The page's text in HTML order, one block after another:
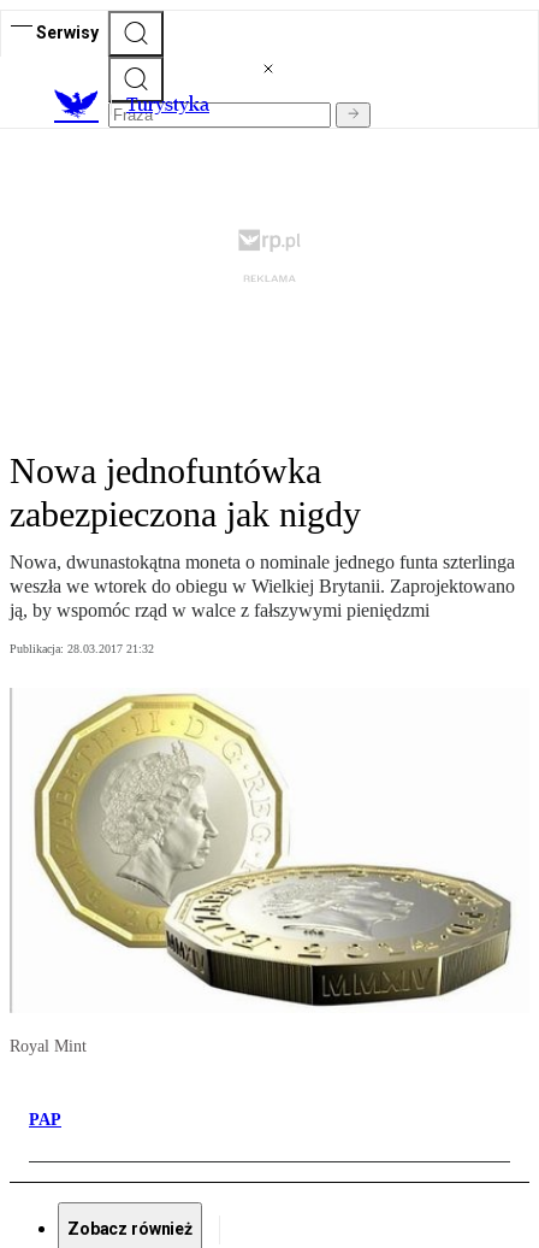
Serwisy
Turystyka
Nowa jednofuntówka
zabezpieczona jak nigdy
Nowa, dwunastokątna moneta o nominale jednego funta szterlinga
weszła we wtorek do obiegu w Wielkiej Brytanii. Zaprojektowano
ją, by wspomóc rząd w walce z fałszywymi pieniędzmi
Publikacja: 28.03.2017 21:32
Royal Mint
PAP
Zobacz również